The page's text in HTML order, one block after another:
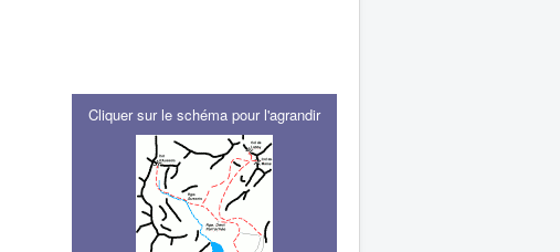
Cliquer sur le schéma pour l'agrandir